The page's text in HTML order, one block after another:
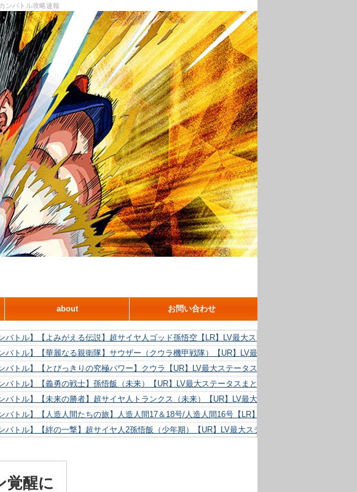
ンバトル攻略速報
about お問い合わせ
め！
！
まとめ！
バトル】【よみがえる伝説】超サイヤ人ゴッド孫悟空【LR】LV最大ステータスまとめ！
バトル】【華麗なる親衛隊】サウザー（クウラ機甲戦隊）【UR】LV最大ステータスまとめ！
バトル】【とびっきりの究極パワー】クウラ【UR】LV最大ステータスまとめ！
バトル】【義勇の戦士】孫悟飯（未来）【UR】LV最大ステータスまとめ！
バトル】【未来の勝者】超サイヤ人トランクス（未来）【UR】LV最大ステータスまとめ！
バトル】【人造人間たちの旅】人造人間17＆18号/人造人間16号【LR】LV最大ステータスまとめ！
バトル】【絆の一撃】超サイヤ人2孫悟飯（少年期）【UR】LV最大ステータスまとめ！
バトル】【技巧とひらめき】クリリン【UR】LV最大ステータスまとめ！
バトル】【新たに得た好機】人造人間16号【UR】LV最大ステータスまとめ！
覚醒に